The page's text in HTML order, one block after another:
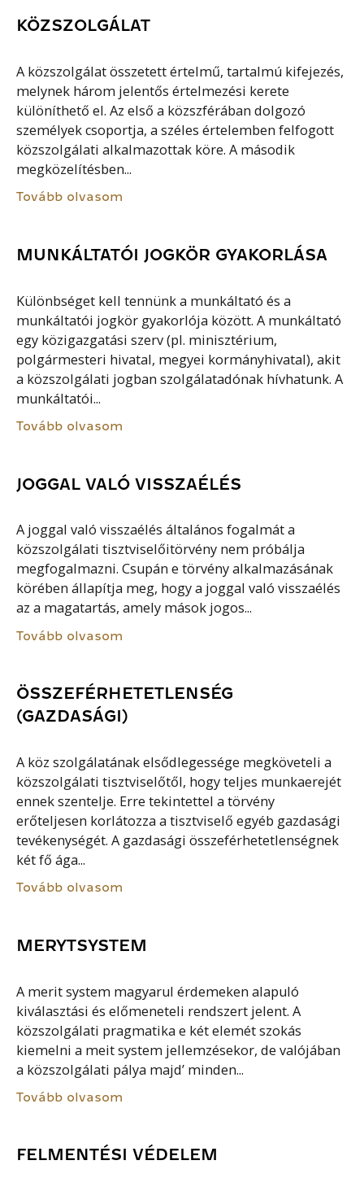
KÖZSZOLGÁLAT
A közszolgálat összetett értelmű, tartalmú kifejezés,
melynek három jelentős értelmezési kerete
különíthető el. Az első a közszférában dolgozó
személyek csoportja, a széles értelemben felfogott
közszolgálati alkalmazottak köre. A második
megközelítésben...
Tovább olvasom
MUNKÁLTATÓI JOGKÖR GYAKORLÁSA
Különbséget kell tennünk a munkáltató és a
munkáltatói jogkör gyakorlója között. A munkáltató
egy közigazgatási szerv (pl. minisztérium,
polgármesteri hivatal, megyei kormányhivatal), akit
a közszolgálati jogban szolgálatadónak hívhatunk. A
munkáltatói...
Tovább olvasom
JOGGAL VALÓ VISSZAÉLÉS
A joggal való visszaélés általános fogalmát a
közszolgálati tisztviselőitörvény nem próbálja
megfogalmazni. Csupán e törvény alkalmazásának
körében állapítja meg, hogy a joggal való visszaélés
az a magatartás, amely mások jogos...
Tovább olvasom
ÖSSZEFÉRHETETLENSÉG
(GAZDASÁGI)
A köz szolgálatának elsődlegessége megköveteli a
közszolgálati tisztviselőtől, hogy teljes munkaerejét
ennek szentelje. Erre tekintettel a törvény
erőteljesen korlátozza a tisztviselő egyéb gazdasági
tevékenységét. A gazdasági összeférhetetlenségnek
két fő ága...
Tovább olvasom
MERYTSYSTEM
A merit system magyarul érdemeken alapuló
kiválasztási és előmeneteli rendszert jelent. A
közszolgálati pragmatika e két elemét szokás
kiemelni a meit system jellemzésekor, de valójában
a közszolgálati pálya majd’ minden...
Tovább olvasom
FELMENTÉSI VÉDELEM